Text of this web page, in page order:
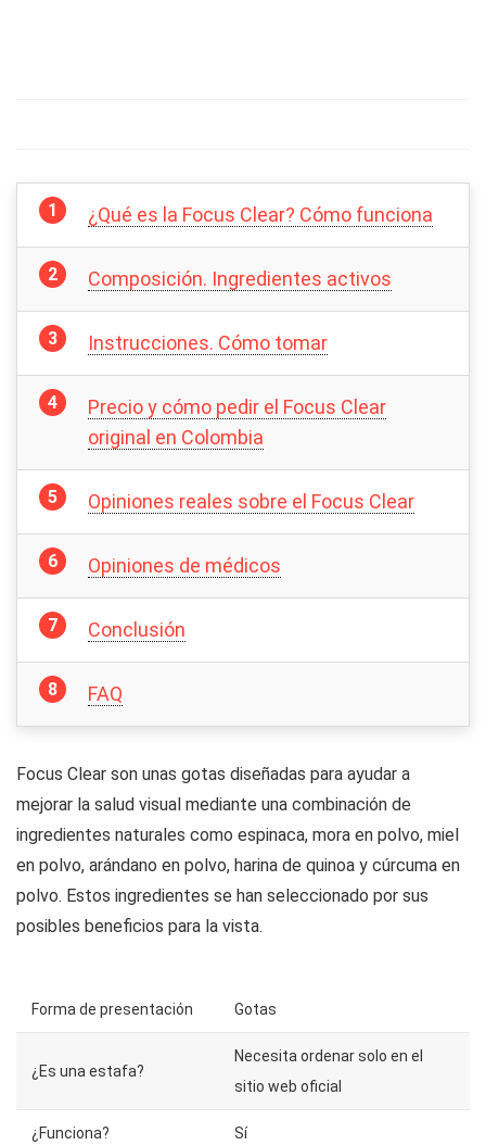
¿Qué es la Focus Clear? Cómo funciona
Composición. Ingredientes activos
Instrucciones. Cómo tomar
Precio y cómo pedir el Focus Clear
original en Colombia
Opiniones reales sobre el Focus Clear
Opiniones de médicos
Conclusión
FAQ
Focus Clear son unas gotas diseñadas para ayudar a
mejorar la salud visual mediante una combinación de
ingredientes naturales como espinaca, mora en polvo, miel
en polvo, arándano en polvo, harina de quinoa y cúrcuma en
polvo. Estos ingredientes se han seleccionado por sus
posibles beneficios para la vista.
Forma de presentación Gotas
¿Es una estafa?
Necesita ordenar solo en el
sitio web oficial
¿Funciona? Sí